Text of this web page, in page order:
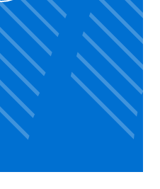
Voir la vidéo